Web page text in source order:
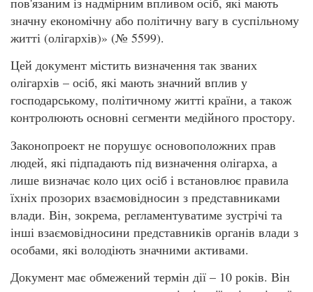
значну економічну або політичну вагу в суспільному
житті (олігархів)» (№ 5599).
Цей документ містить визначення так званих
олігархів – осіб, які мають значний вплив у
господарському, політичному житті країни, а також
контролюють основні сегменти медійного простору.
Законопроект не порушує основоположних прав
людей, які підпадають під визначення олігарха, а
лише визначає коло цих осіб і встановлює правила
їхніх прозорих взаємовідносин з представниками
влади. Він, зокрема, регламентуватиме зустрічі та
інші взаємовідносини представників органів влади з
особами, які володіють значними активами.
Документ має обмежений термін дії – 10 років. Він